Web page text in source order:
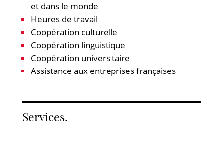
et dans le monde
Heures de travail
Coopération culturelle
Coopération linguistique
Coopération universitaire
Assistance aux entreprises françaises
Services.